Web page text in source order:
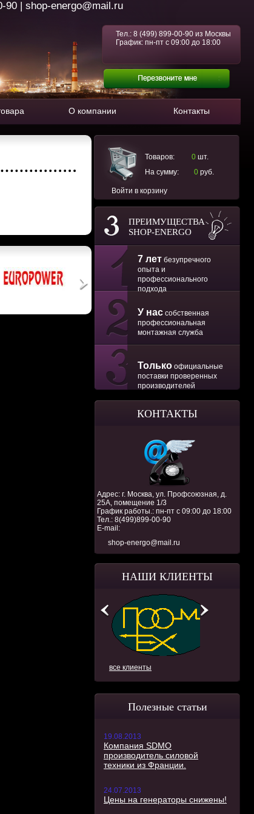
| shop-energo@mail.ru
Тел.: 8 (499) 899-00-90 из Москвы
График: пн-пт с 09:00 до 18:00
О компании Контакты
Товаров: 0 шт.
На сумму:
0 руб.
Войти в корзину
ПРЕИМУЩЕСТВА
SHOP-ENERGO
7 лет безупречного
опыта и
профессионального
подхода
У нас собственная
профессиональная
монтажная служба
Только официальные
поставки проверенных
производителей
КОНТАКТЫ
Адрес: г. Москва, ул. Профсоюзная, д.
25А, помещение 1/3
График работы.: пн-пт с 09:00 до 18:00
Тел.: 8(499)899-00-90
E-mail:
shop-energo@mail.ru
НАШИ КЛИЕНТЫ
все клиенты
Полезные статьи
19.08.2013
Компания SDMO
производитель силовой
техники из Франции.
24.07.2013
Цены на генераторы снижены!